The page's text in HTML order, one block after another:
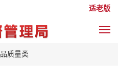
适老版
质量类